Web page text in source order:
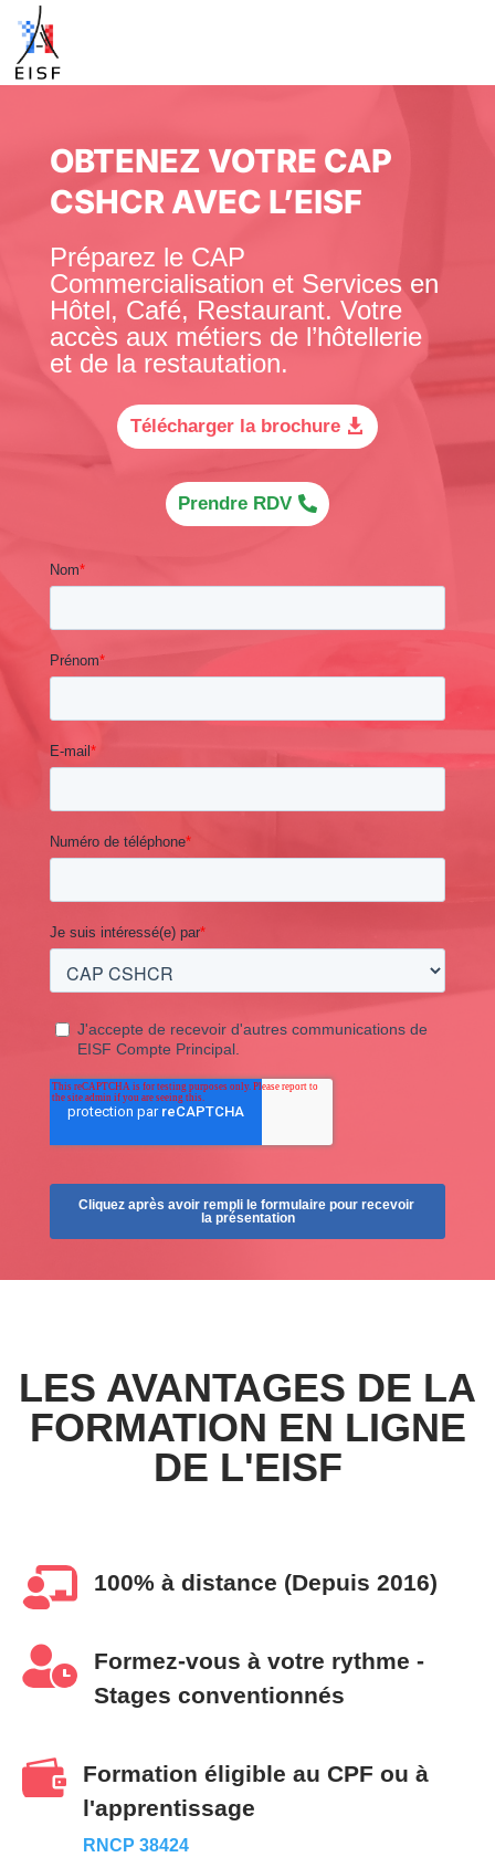
OBTENEZ VOTRE CAP
CSHCR AVEC L’EISF
Préparez le CAP
Commercialisation et Services en
Hôtel, Café, Restaurant. Votre
accès aux métiers de l’hôtellerie
et de la restautation.
Télécharger la brochure
Prendre RDV
LES AVANTAGES DE LA
FORMATION EN LIGNE
DE L'EISF
 100% à distance (Depuis 2016)

Formez-vous à votre rythme -
Stages conventionnés

Formation éligible au CPF ou à
l'apprentissage
RNCP 38424